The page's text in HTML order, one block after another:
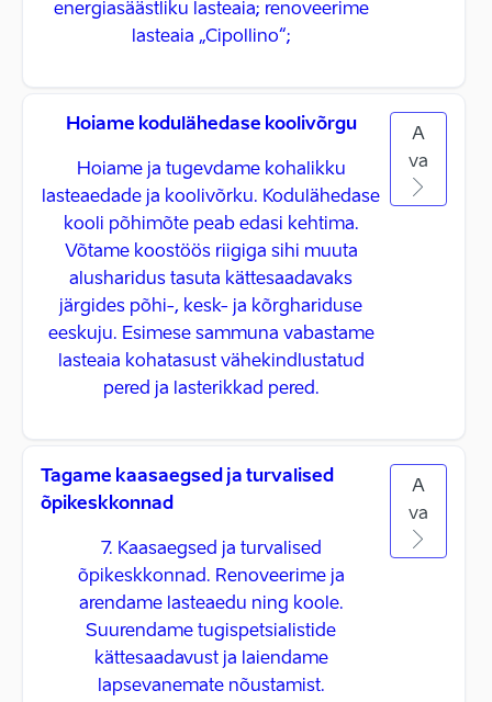
energiasäästliku lasteaia; renoveerime
lasteaia „Cipollino“;
Hoiame kodulähedase koolivõrgu
Hoiame ja tugevdame kohalikku
lasteaedade ja koolivõrku. Kodulähedase
kooli põhimõte peab edasi kehtima.
Võtame koostöös riigiga sihi muuta
alusharidus tasuta kättesaadavaks
järgides põhi-, kesk- ja kõrghariduse
eeskuju. Esimese sammuna vabastame
lasteaia kohatasust vähekindlustatud
pered ja lasterikkad pered.
A
va
Tagame kaasaegsed ja turvalised
õpikeskkonnad
7. Kaasaegsed ja turvalised
õpikeskkonnad. Renoveerime ja
arendame lasteaedu ning koole.
Suurendame tugispetsialistide
kättesaadavust ja laiendame
lapsevanemate nõustamist.
A
va